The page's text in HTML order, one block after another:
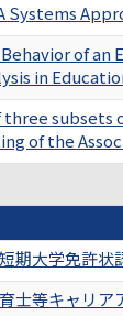
Systems
of an
in
of the
期大学免許状
士等キャリア